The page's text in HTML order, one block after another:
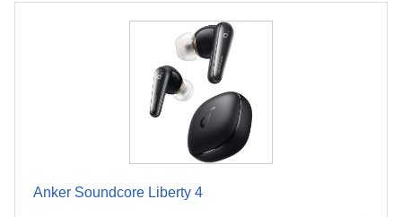
Anker Soundcore Liberty 4